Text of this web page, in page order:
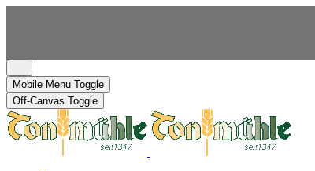
Mobile Menu Toggle
Off-Canvas Toggle